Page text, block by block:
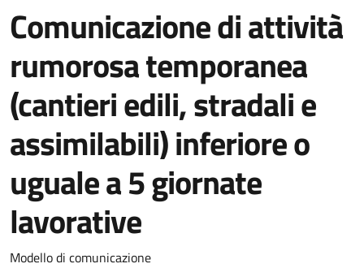
Comunicazione di attività
rumorosa temporanea
(cantieri edili, stradali e
assimilabili) inferiore o
uguale a 5 giornate
lavorative
Modello di comunicazione